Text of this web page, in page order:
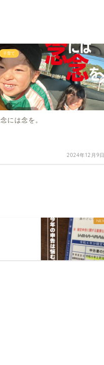
子育て
念には念を。
2024年12月9日